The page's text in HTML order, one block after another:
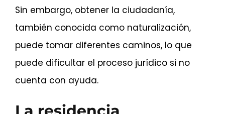
Sin embargo, obtener la ciudadanía,
también conocida como naturalización,
puede tomar diferentes caminos, lo que
puede dificultar el proceso jurídico si no
cuenta con ayuda.